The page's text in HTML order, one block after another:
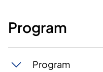
Program
Program